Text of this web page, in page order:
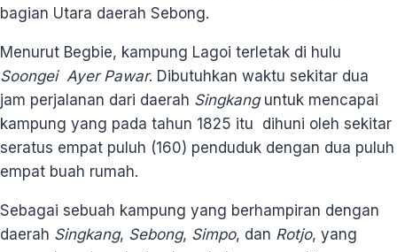
bagian Utara daerah Sebong.
Menurut Begbie, kampung Lagoi terletak di hulu
Soongei Ayer Pawar. Dibutuhkan waktu sekitar dua
jam perjalanan dari daerah Singkang untuk mencapai
kampung yang pada tahun 1825 itu dihuni oleh sekitar
seratus empat puluh (160) penduduk dengan dua puluh
empat buah rumah.
Sebagai sebuah kampung yang berhampiran dengan
daerah Singkang, Sebong, Simpo, dan Rotjo, yang